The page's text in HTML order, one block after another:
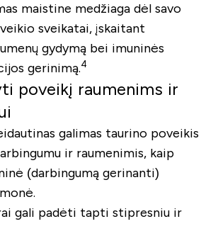
maistine medžiaga dėl savo
sveikatai, įskaitant
gydymą bei imuninės
gerinimą.4
poveikį raumenims ir
galimas taurino poveikis
ir raumenimis, kaip
(darbingumą gerinanti)
gali padėti tapti stipresniu ir